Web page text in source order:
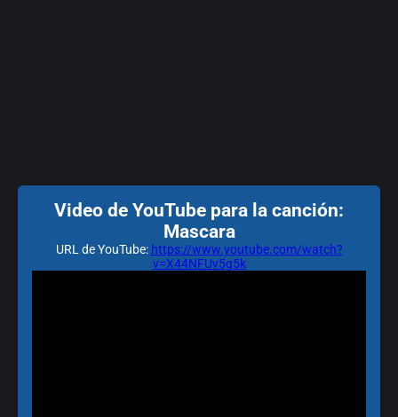
Video de YouTube para la canción:
Mascara
URL de YouTube: https://www.youtube.com/watch?
v=X44NFUv5g5k